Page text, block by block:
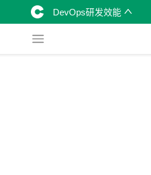
DevOps研发效能